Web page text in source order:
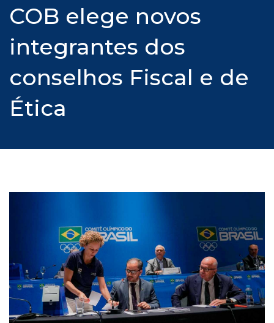
COB elege novos
integrantes dos
conselhos Fiscal e de
Ética